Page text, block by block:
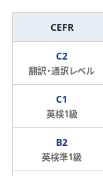
CEFR
C2
翻訳・通訳レベル
C1
英検1級
B2
英検準1級